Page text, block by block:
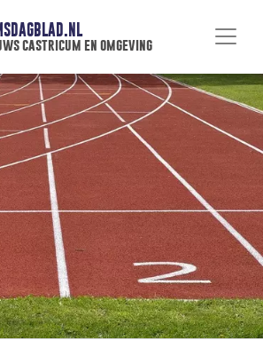
castricum en omgeving